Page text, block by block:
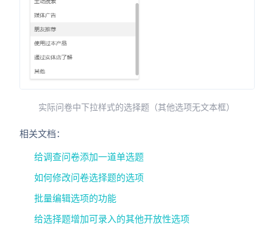
实际问卷中下拉样式的选择题（其他选项无文本框）
相关文档：
给调查问卷添加一道单选题
如何修改问卷选择题的选项
批量编辑选项的功能
给选择题增加可录入的其他开放性选项